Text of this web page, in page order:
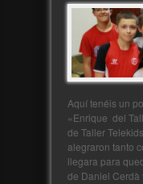
Aquí tenéis un
«Enrique del
de Taller
alegraron tanto
llegara para
de Daniel Cerdà